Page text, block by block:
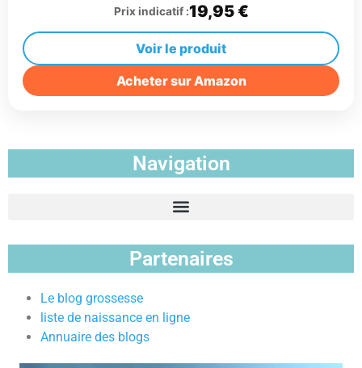
Prix indicatif :19,95 €
Voir le produit
Acheter sur Amazon
Navigation
Partenaires
Le blog grossesse
liste de naissance en ligne
Annuaire des blogs